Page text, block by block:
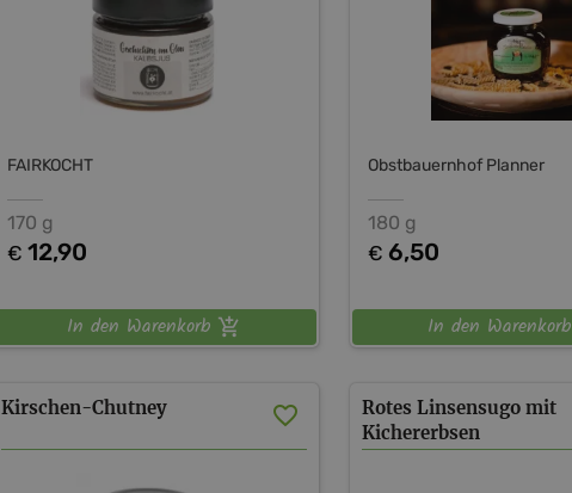
FAIRKOCHT
170 g
€ 12,90
In den Warenkorb
Obstbauernhof Planner
180 g
€ 6,50
In den Warenkorb
Kirschen-Chutney
Rotes Linsensugo mit
Kichererbsen